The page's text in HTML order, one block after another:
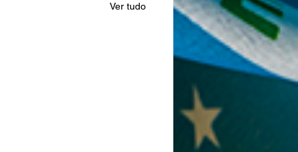
Ver tudo